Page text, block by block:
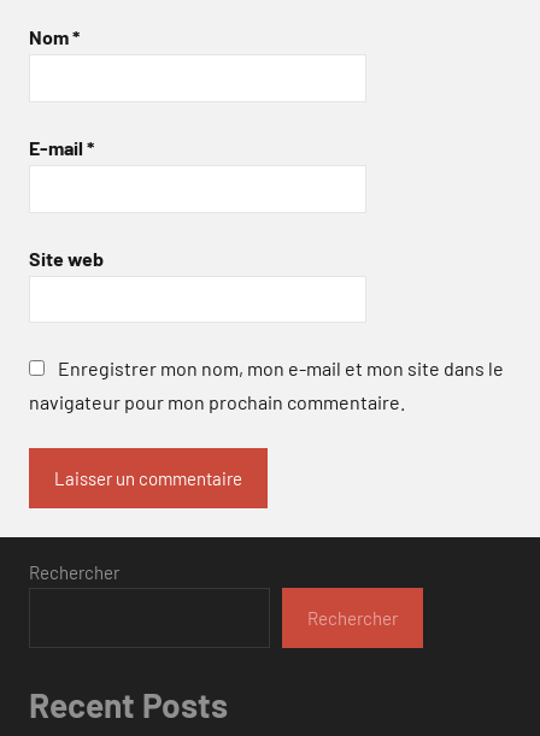
Nom*
E-mail *
Site web
Enregistrer mon nom, mon e-mail et mon site dans le
navigateur pour mon prochain commentaire.
Rechercher
Rechercher
Recent Posts